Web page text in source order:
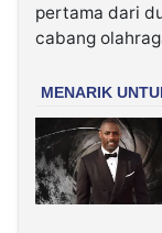
pertama dari
cabang